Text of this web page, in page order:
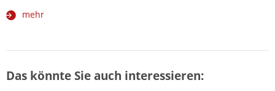
mehr
Das könnte Sie auch interessieren: